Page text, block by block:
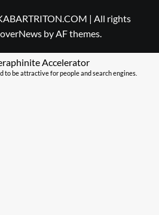
| All rights
by AF themes.
Accelerator
to be attractive for people and search engines.